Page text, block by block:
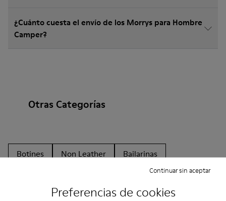
Preferencias de cookies
Continuar sin aceptar
¿Cuánto cuesta el envío de los Morrys para Hombre
Camper?
Otras Categorías
Botines Non Leather
Bailarinas
Clogs
Botas
Zapatos Planos